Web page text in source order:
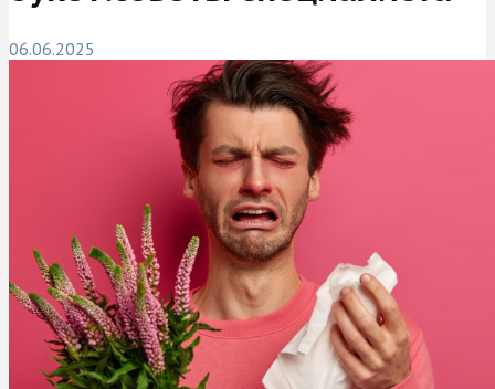
06.06.2025